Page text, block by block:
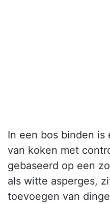
In een bos binden is
van koken met
gebaseerd op een
als witte asperges,
toevoegen van